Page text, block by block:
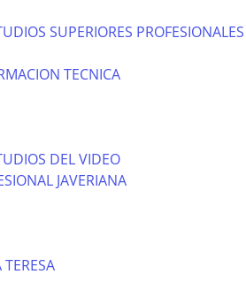
SUPERIORES PROFESIONALES
TECNICA
DEL VIDEO
JAVERIANA